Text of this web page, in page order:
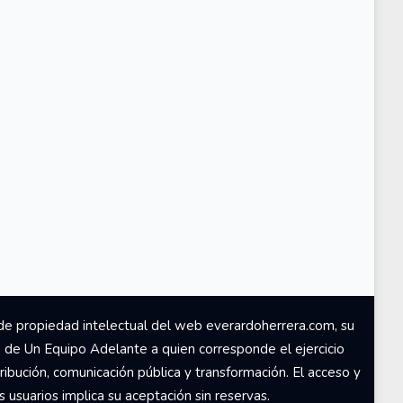
propiedad intelectual del web everardoherrera.com, su
Un Equipo Adelante a quien corresponde el ejercicio
comunicación pública y transformación. El acceso y
implica su aceptación sin reservas.